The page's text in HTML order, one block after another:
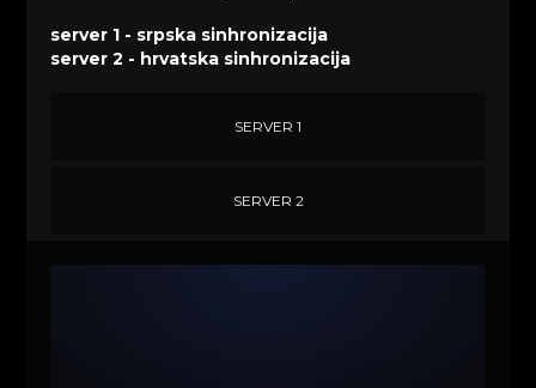
server 1 - srpska sinhronizacija
server 2 - hrvatska sinhronizacija
SERVER 1
SERVER 2